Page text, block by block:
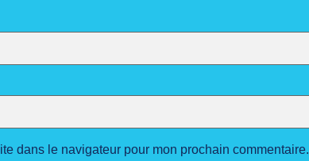
dans le navigateur pour mon prochain commentaire.